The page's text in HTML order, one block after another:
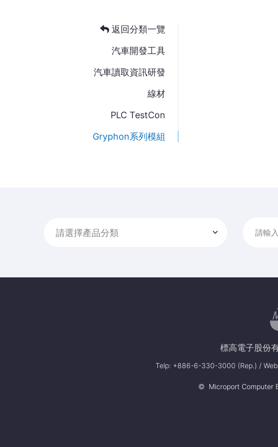
返回分類一覽
汽車開發工具
汽車讀取資訊研發
線材
PLC TestCon
Gryphon系列模組
請選擇產品分類 請輸
標高電子股份
Telp: +886-6-330-3000 (Rep.) /
© Microport Computer